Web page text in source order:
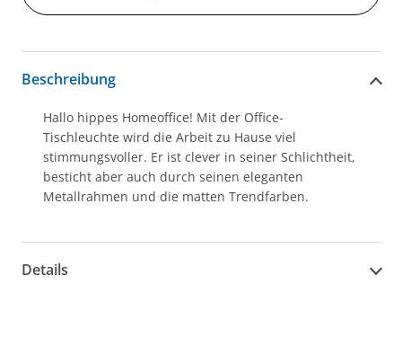
Beschreibung
Hallo hippes Homeoffice! Mit der Office-
Tischleuchte wird die Arbeit zu Hause viel
stimmungsvoller. Er ist clever in seiner Schlichtheit,
besticht aber auch durch seinen eleganten
Metallrahmen und die matten Trendfarben.
Details